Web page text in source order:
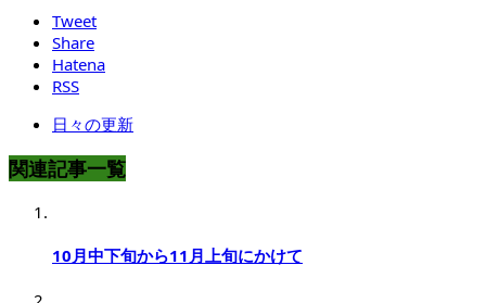
Tweet
Share
Hatena
RSS
日々の更新
関連記事一覧
10月中下旬から11月上旬にかけて